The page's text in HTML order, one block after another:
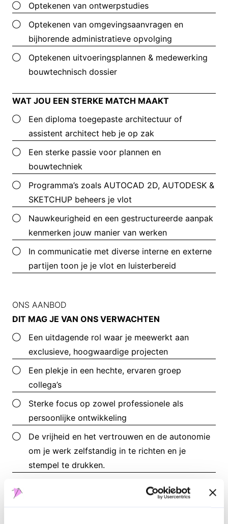
Optekenen van ontwerpstudies
Optekenen van omgevingsaanvragen en
bijhorende administratieve opvolging
Optekenen uitvoeringsplannen & medewerking
bouwtechnisch dossier
WAT JOU EEN STERKE MATCH MAAKT
Een diploma toegepaste architectuur of
assistent architect heb je op zak
Een sterke passie voor plannen en
bouwtechniek
Programma’s zoals AUTOCAD 2D, AUTODESK &
SKETCHUP beheers je vlot
Nauwkeurigheid en een gestructureerde aanpak
kenmerken jouw manier van werken
In communicatie met diverse interne en externe
partijen toon je je vlot en luisterbereid
ONS AANBOD
DIT MAG JE VAN ONS VERWACHTEN
Een uitdagende rol waar je meewerkt aan
exclusieve, hoogwaardige projecten
Een plekje in een hechte, ervaren groep
collega’s
Sterke focus op zowel professionele als
persoonlijke ontwikkeling
De vrijheid en het vertrouwen en de autonomie
om je werk zelfstandig in te richten en je
stempel te drukken.
Korte communicatielijnen en een nauwe
samenwerking met het management.